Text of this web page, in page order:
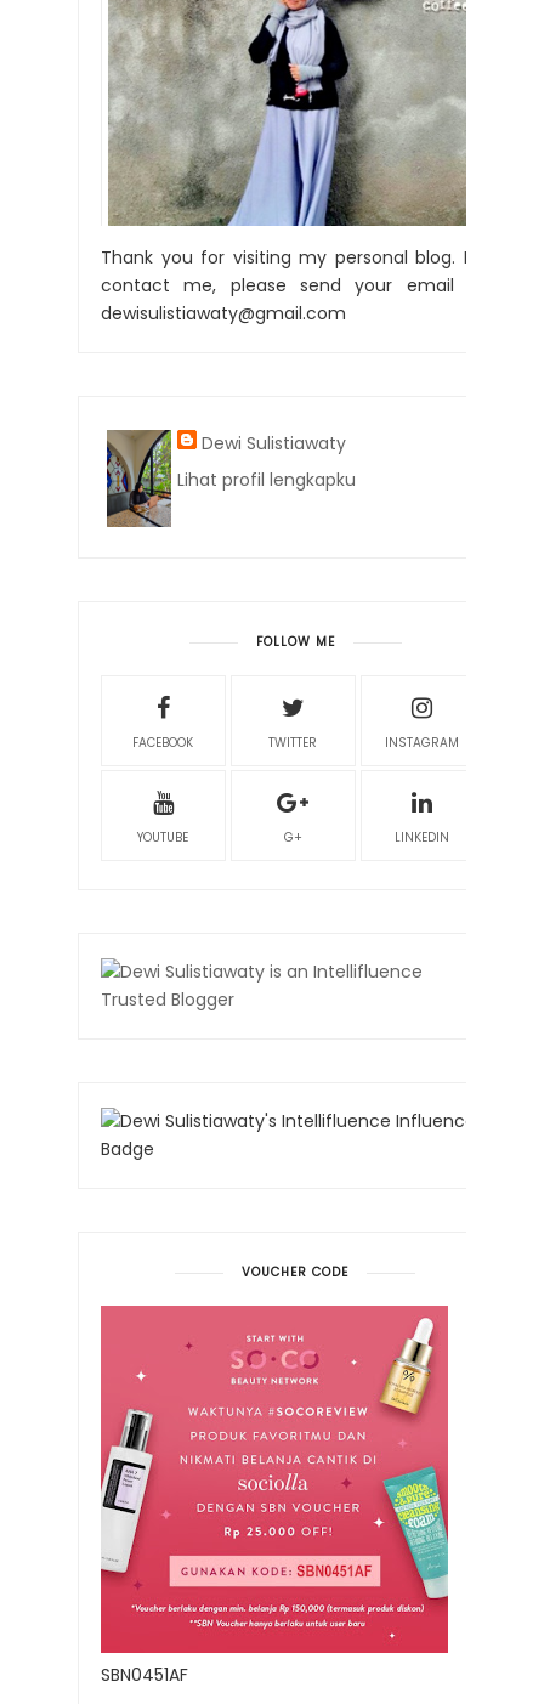
Thank you for visiting my personal blog. For
contact me, please send your email to:
dewisulistiawaty@gmail.com
Dewi Sulistiawaty
Lihat profil lengkapku
FOLLOW ME
FACEBOOK TWITTER INSTAGRAM
YOUTUBE G+ LINKEDIN
VOUCHER CODE
SBN0451AF